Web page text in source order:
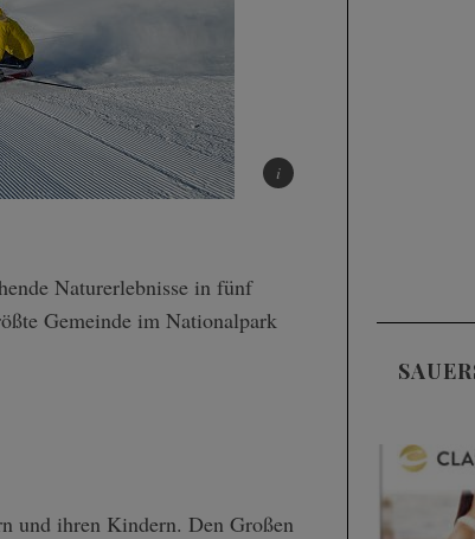
Gemeinde im Nationalpark
und ihren Kindern. Den Großen